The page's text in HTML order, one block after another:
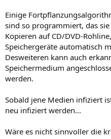
Einige
sind so programmiert, das
Kopieren auf CD/DVD-
Speichergeräte automatisch
Desweiteren kann auch
Speichermedium
werden.
Sobald jene Medien infiziert
neu infiziert werden...
Wäre es nicht sinnvoller die